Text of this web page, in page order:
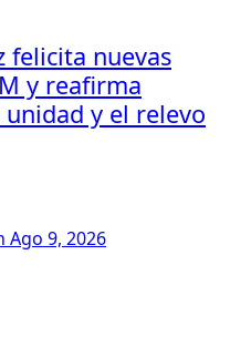
felicita nuevas
y reafirma
y el relevo
Ago 9, 2026